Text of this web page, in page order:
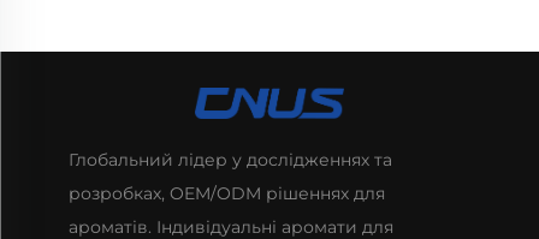
Глобальний лідер у дослідженнях та
розробках, OEM/ODM рішеннях для
ароматів. Індивідуальні аромати для